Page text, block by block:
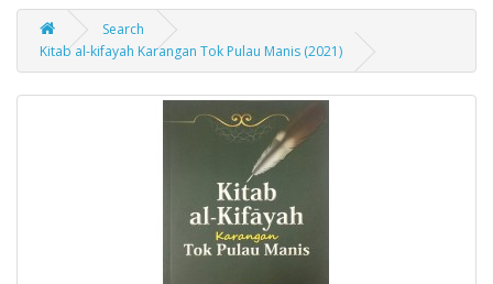
Search
Kitab al-kifayah Karangan Tok Pulau Manis (2021)